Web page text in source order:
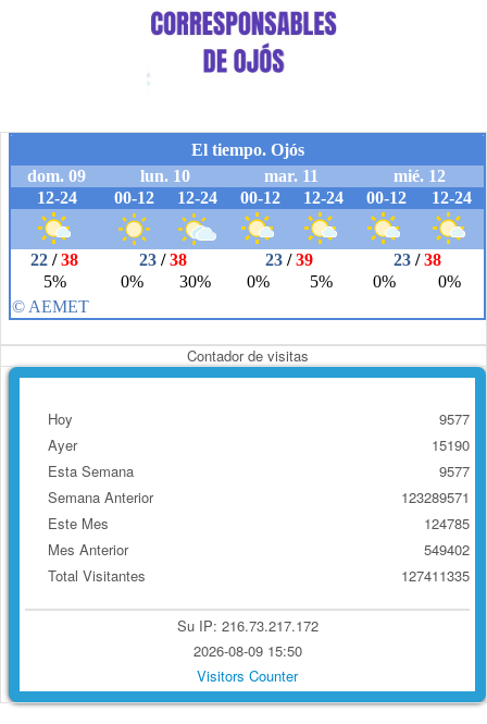
Contador de visitas
Hoy
Ayer
Esta Semana
Semana Anterior
Este Mes
Mes Anterior
Total Visitantes
9577
15190
9577
123289571
124785
549402
127411335
Su IP: 216.73.217.172
2026-08-09 15:50
Visitors Counter